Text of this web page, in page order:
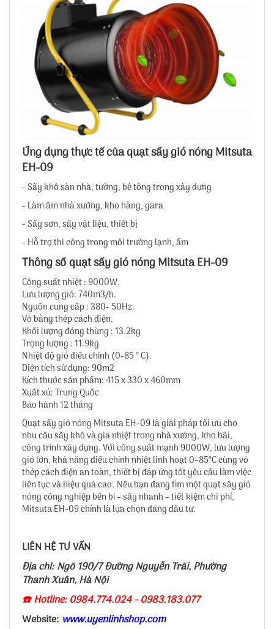
Ứng dụng thực tế của quạt sấy gió nóng Mitsuta
EH-09
- Sấy khô sàn nhà, tường, bê tông trong xây dựng
- Làm ấm nhà xưởng, kho hàng, gara
- Sấy sơn, sấy vật liệu, thiết bị
- Hỗ trợ thi công trong môi trường lạnh, ẩm
Thông số quạt sấy gió nóng Mitsuta EH-09
Công suất nhiệt : 9000W.
Lưu lượng gió: 740m3/h.
Nguồn cung cấp : 380- 50Hz.
Vỏ bằng thép cách điện.
Khối lượng đóng thùng : 13.2kg
Trọng lượng : 11.9kg
Nhiệt độ gió điều chỉnh (0-85 ° C).
Diện tích sử dụng: 90m2
Kích thước sản phẩm: 415 x 330 x 460mm
Xuất xứ: Trung Quốc
Bảo hành 12 tháng
Quạt sấy gió nóng Mitsuta EH-09 là giải pháp tối ưu cho
nhu cầu sấy khô và gia nhiệt trong nhà xưởng, kho bãi,
công trình xây dựng. Với công suất mạnh 9000W, lưu lượng
gió lớn, khả năng điều chỉnh nhiệt linh hoạt 0–85°C cùng vỏ
thép cách điện an toàn, thiết bị đáp ứng tốt yêu cầu làm việc
liên tục và hiệu quả cao. Nếu bạn đang tìm một quạt sấy gió
nóng công nghiệp bền bỉ – sấy nhanh – tiết kiệm chi phí,
Mitsuta EH-09 chính là lựa chọn đáng đầu tư.
LIÊN HỆ TƯ VẤN
Địa chỉ: Ngõ 190/7 Đường Nguyễn Trãi, Phường
Thanh Xuân, Hà Nội
☎️ Hotline: 0984.774.024 - 0983.183.077
Website: www.uyenlinhshop.com